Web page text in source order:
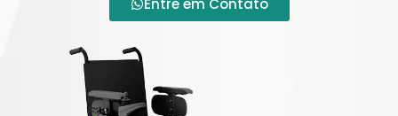
Entre em Contato